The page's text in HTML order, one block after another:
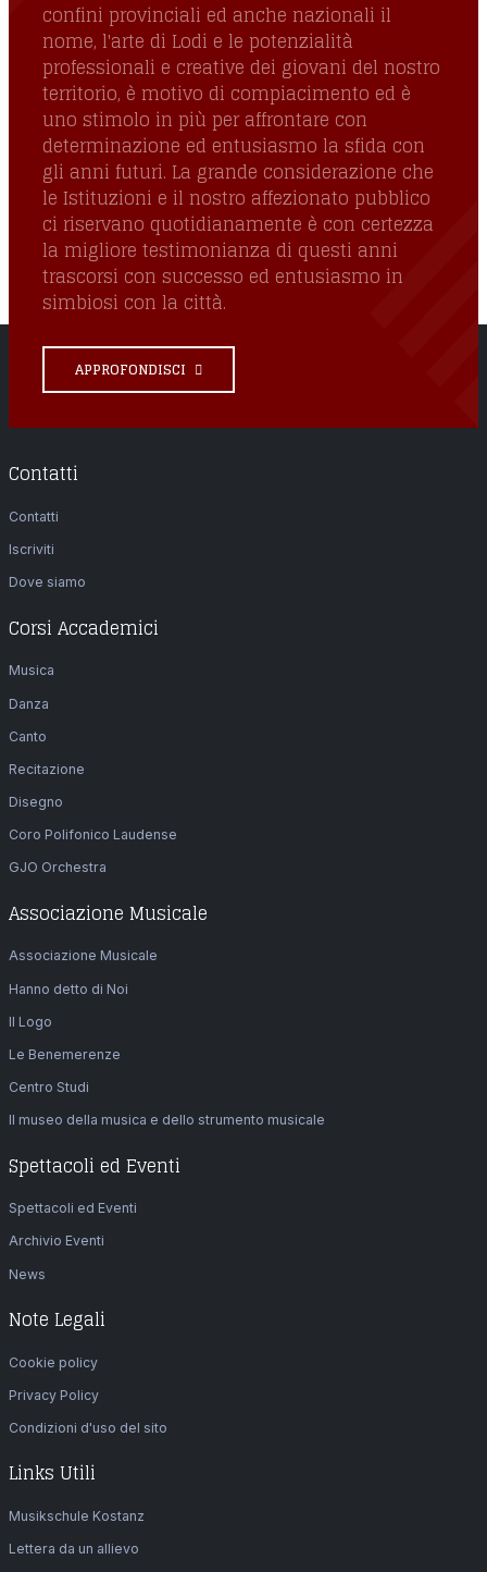
confini provinciali ed anche nazionali il
nome, l'arte di Lodi e le potenzialità
professionali e creative dei giovani del nostro
territorio, è motivo di compiacimento ed è
uno stimolo in più per affrontare con
determinazione ed entusiasmo la sfida con
gli anni futuri. La grande considerazione che
le Istituzioni e il nostro affezionato pubblico
ci riservano quotidianamente è con certezza
la migliore testimonianza di questi anni
trascorsi con successo ed entusiasmo in
simbiosi con la città.
APPROFONDISCI
Contatti
Contatti
Iscriviti
Dove siamo
Corsi Accademici
Musica
Danza
Canto
Recitazione
Disegno
Coro Polifonico Laudense
GJO Orchestra
Associazione Musicale
Associazione Musicale
Hanno detto di Noi
Il Logo
Le Benemerenze
Centro Studi
Il museo della musica e dello strumento musicale
Spettacoli ed Eventi
Spettacoli ed Eventi
Archivio Eventi
News
Note Legali
Cookie policy
Privacy Policy
Condizioni d'uso del sito
Links Utili
Musikschule Kostanz
Lettera da un allievo